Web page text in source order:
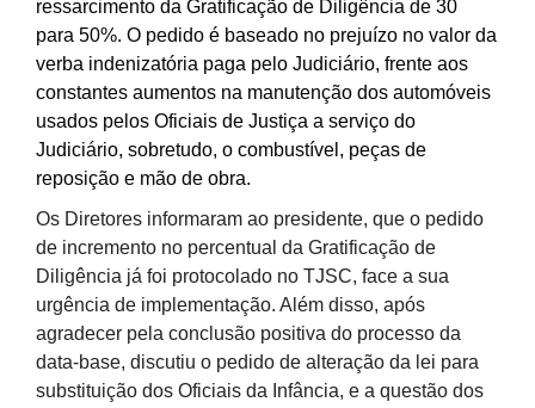
ressarcimento da Gratificação de Diligência de 30
para 50%. O pedido é baseado no prejuízo no valor da
verba indenizatória paga pelo Judiciário, frente aos
constantes aumentos na manutenção dos automóveis
usados pelos Oficiais de Justiça a serviço do
Judiciário, sobretudo, o combustível, peças de
reposição e mão de obra.
Os Diretores informaram ao presidente, que o pedido
de incremento no percentual da Gratificação de
Diligência já foi protocolado no TJSC, face a sua
urgência de implementação. Além disso, após
agradecer pela conclusão positiva do processo da
data-base, discutiu o pedido de alteração da lei para
substituição dos Oficiais da Infância, e a questão dos